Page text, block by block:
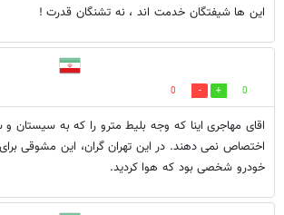
این ها شیفتگان خدمت اند ، نه تشنگان قدرت !
0
0
اقای مهاجری اینا که وجه بلیط مترو را که به
اختصاص نمی دهند. در این تهران گران، این مشوقی
خودرو شخصی بود که هوا کردید.